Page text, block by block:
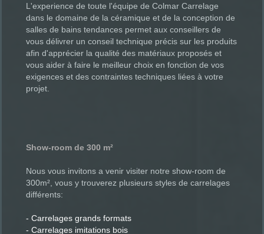
L'experience de toute l'équipe de Colmar Carrelage
dans le domaine de la céramique et de la conception de
salles de bains tendances permet aux conseillers de
vous délivrer un conseil technique précis sur les produits
afin d'apprécier la qualité des matériaux proposés et
vous aider à faire le meilleur choix en fonction de vos
exigences et des contraintes techniques liées à votre
projet.
Show-room de 300 m²
Nous vous invitons a venir visiter notre show-room de
300m², vous y trouverez plusieurs styles de carrelages
différents:
- Carrelages grands formats
- Carrelages imitations bois